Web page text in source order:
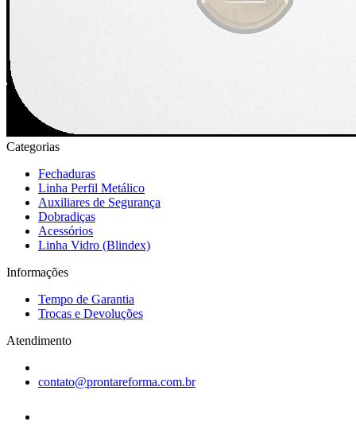
Categorias
Fechaduras
Linha Perfil Metálico
Auxiliares de Segurança
Dobradiças
Acessórios
Linha Vidro (Blindex)
Informações
Tempo de Garantia
Trocas e Devoluções
Atendimento
contato@prontareforma.com.br